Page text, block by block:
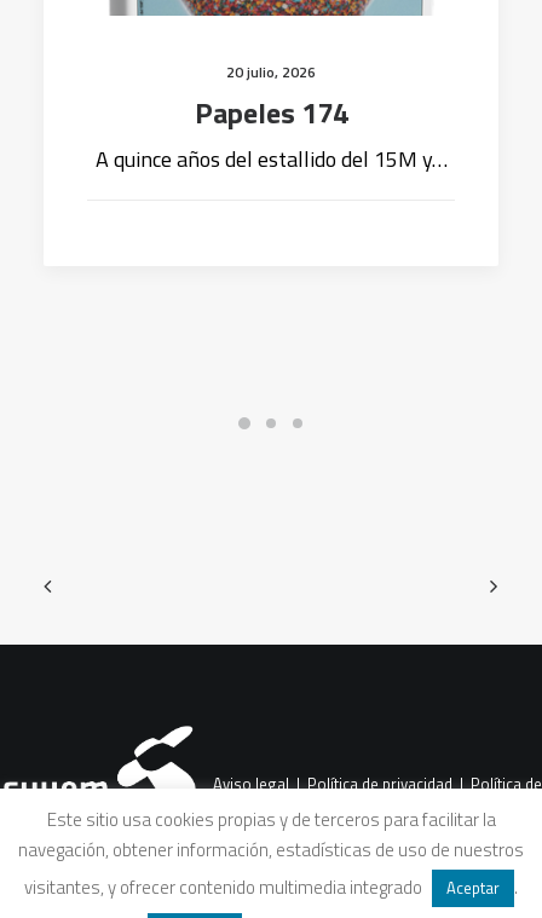
20 julio, 2026
Papeles 174
A quince años del estallido del 15M y…
Aviso legal|Política de privacidad|Política de
Este sitio usa cookies propias y de terceros para facilitar la
navegación, obtener información, estadísticas de uso de nuestros
visitantes, y ofrecer contenido multimedia integrado
Aceptar
.